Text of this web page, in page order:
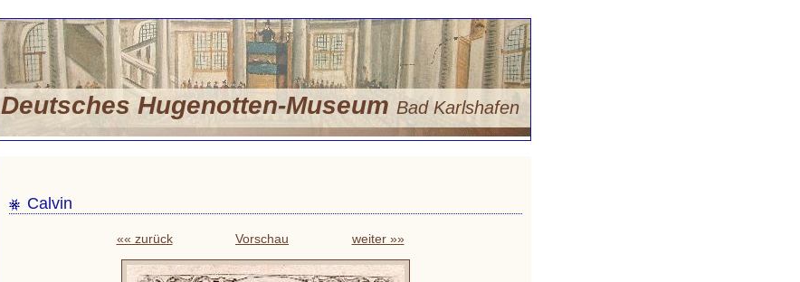
Deutsches Hugenotten-Museum Bad Karlshafen
Calvin
«« zurück Vorschau weiter »»